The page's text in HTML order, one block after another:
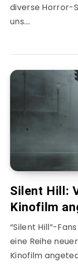
diverse Horror-
uns….
Silent Hill:
Kinofilm
“Silent Hill”-
eine Reihe
Kinofilm